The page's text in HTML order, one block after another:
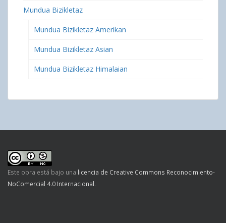
Mundua Bizikletaz
Mundua Bizikletaz Amerikan
Mundua Bizikletaz Asian
Mundua Bizikletaz Himalaian
Este obra está bajo una licencia de Creative Commons Reconocimiento-
NoComercial 4.0 Internacional.